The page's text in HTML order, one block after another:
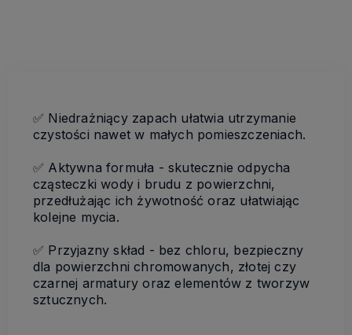
✅ Niedrażniący zapach ułatwia utrzymanie
czystości nawet w małych pomieszczeniach.
✅ Aktywna formuła - skutecznie odpycha
cząsteczki wody i brudu z powierzchni,
przedłużając ich żywotność oraz ułatwiając
kolejne mycia.
✅ Przyjazny skład - bez chloru, bezpieczny
dla powierzchni chromowanych, złotej czy
czarnej armatury oraz elementów z tworzyw
sztucznych.